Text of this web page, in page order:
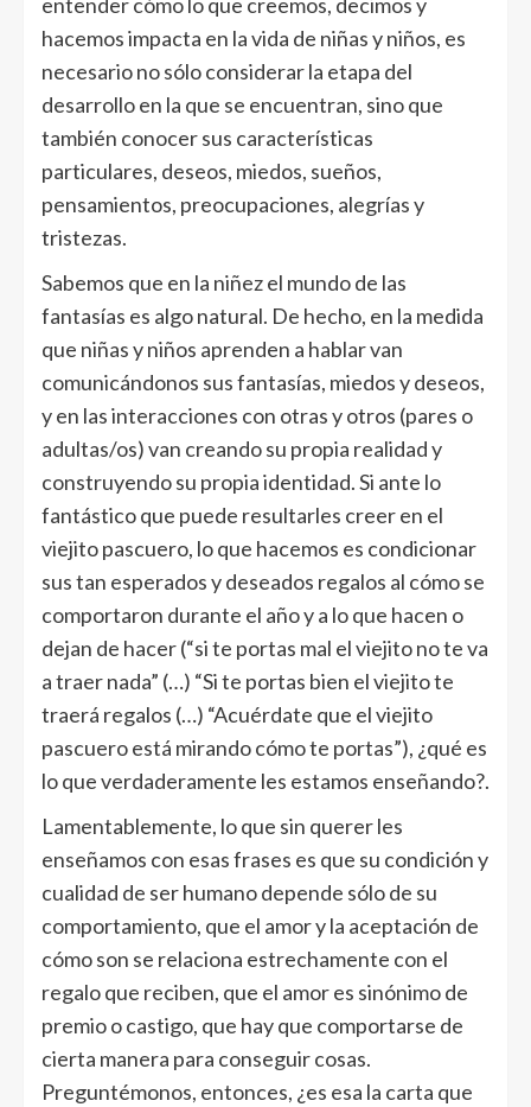
hacemos impacta en la vida de niñas y niños, es
necesario no sólo considerar la etapa del
desarrollo en la que se encuentran, sino que
también conocer sus características
particulares, deseos, miedos, sueños,
pensamientos, preocupaciones, alegrías y
tristezas.
Sabemos que en la niñez el mundo de las
fantasías es algo natural. De hecho, en la medida
que niñas y niños aprenden a hablar van
comunicándonos sus fantasías, miedos y deseos,
y en las interacciones con otras y otros (pares o
adultas/os) van creando su propia realidad y
construyendo su propia identidad. Si ante lo
fantástico que puede resultarles creer en el
viejito pascuero, lo que hacemos es condicionar
sus tan esperados y deseados regalos al cómo se
comportaron durante el año y a lo que hacen o
dejan de hacer (“si te portas mal el viejito no te va
a traer nada” (…) “Si te portas bien el viejito te
traerá regalos (…) “Acuérdate que el viejito
pascuero está mirando cómo te portas”), ¿qué es
lo que verdaderamente les estamos enseñando?.
Lamentablemente, lo que sin querer les
enseñamos con esas frases es que su condición y
cualidad de ser humano depende sólo de su
comportamiento, que el amor y la aceptación de
cómo son se relaciona estrechamente con el
regalo que reciben, que el amor es sinónimo de
premio o castigo, que hay que comportarse de
cierta manera para conseguir cosas.
Preguntémonos, entonces, ¿es esa la carta que